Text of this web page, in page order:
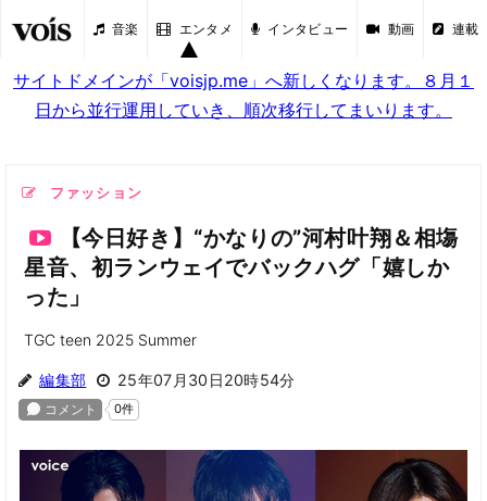
音楽 エンタメ インタビュー 動画 連載
サイトドメインが「voisjp.me」へ新しくなります。８月１
日から並行運用していき、順次移行してまいります。
ファッション
【今日好き】“かなりの”河村叶翔＆相塲
星音、初ランウェイでバックハグ「嬉しか
った」
TGC teen 2025 Summer
編集部 25年07月30日20時54分